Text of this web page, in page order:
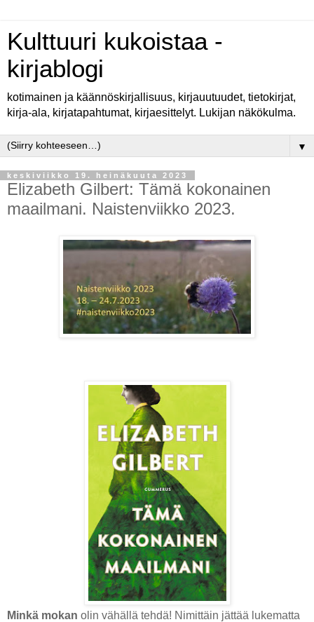
Kulttuuri kukoistaa -
kirjablogi
kotimainen ja käännöskirjallisuus, kirjauutuudet, tietokirjat,
kirja-ala, kirjatapahtumat, kirjaesittelyt. Lukijan näkökulma.
▼
keskiviikko 19. heinäkuuta 2023
Elizabeth Gilbert: Tämä kokonainen
maailmani. Naistenviikko 2023.
Minkä mokan olin vähällä tehdä! Nimittäin jättää lukematta